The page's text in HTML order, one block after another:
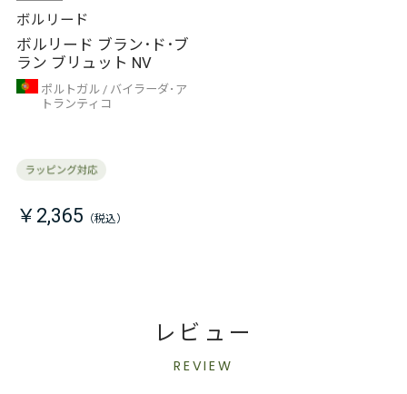
ボルリード
ボルリード ブラン･ド･ブ
ラン ブリュット NV
ポルトガル バイラーダ･ア
トランティコ
￥2,365
レビュー
REVIEW